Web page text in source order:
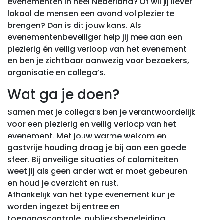
lokaal de mensen een avond vol plezier te
brengen? Dan is dit jouw kans. Als
evenementenbeveiliger help jij mee aan een
plezierig én veilig verloop van het evenement
en ben je zichtbaar aanwezig voor bezoekers,
organisatie en collega’s.
Wat ga je doen?
Samen met je collega’s ben je verantwoordelijk
voor een plezierig en veilig verloop van het
evenement. Met jouw warme welkom en
gastvrije houding draag je bij aan een goede
sfeer. Bij onveilige situaties of calamiteiten
weet jij als geen ander wat er moet gebeuren
en houd je overzicht en rust.
Afhankelijk van het type evenement kun je
worden ingezet bij entree en